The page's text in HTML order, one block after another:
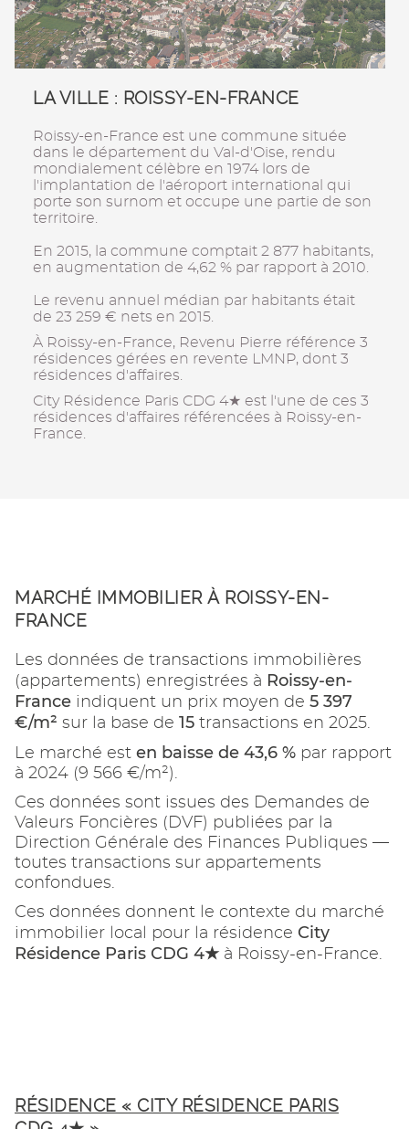
LA VILLE : ROISSY-EN-FRANCE
Roissy-en-France est une commune située
dans le département du Val-d'Oise, rendu
mondialement célèbre en 1974 lors de
l'implantation de l'aéroport international qui
porte son surnom et occupe une partie de son
territoire.
En 2015, la commune comptait 2 877 habitants,
en augmentation de 4,62 % par rapport à 2010.
Le revenu annuel médian par habitants était
de 23 259 € nets en 2015.
À Roissy-en-France, Revenu Pierre référence 3
résidences gérées en revente LMNP, dont 3
résidences d'affaires.
City Résidence Paris CDG 4★ est l'une de ces 3
résidences d'affaires référencées à Roissy-en-
France.
MARCHÉ IMMOBILIER À ROISSY-EN-
FRANCE
Les données de transactions immobilières
(appartements) enregistrées à Roissy-en-
France indiquent un prix moyen de 5 397
€/m² sur la base de 15 transactions en 2025.
Le marché est en baisse de 43,6 % par rapport
à 2024 (9 566 €/m²).
Ces données sont issues des Demandes de
Valeurs Foncières (DVF) publiées par la
Direction Générale des Finances Publiques —
toutes transactions sur appartements
confondues.
Ces données donnent le contexte du marché
immobilier local pour la résidence City
Résidence Paris CDG 4★ à Roissy-en-France.
RÉSIDENCE « CITY RÉSIDENCE PARIS